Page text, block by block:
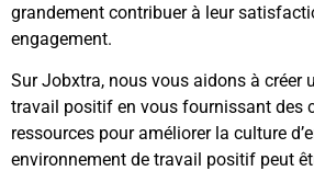
grandement contribuer à leur
engagement.
Sur Jobxtra, nous vous aidons à créer
travail positif en vous fournissant des
ressources pour améliorer la culture
environnement de travail positif peut